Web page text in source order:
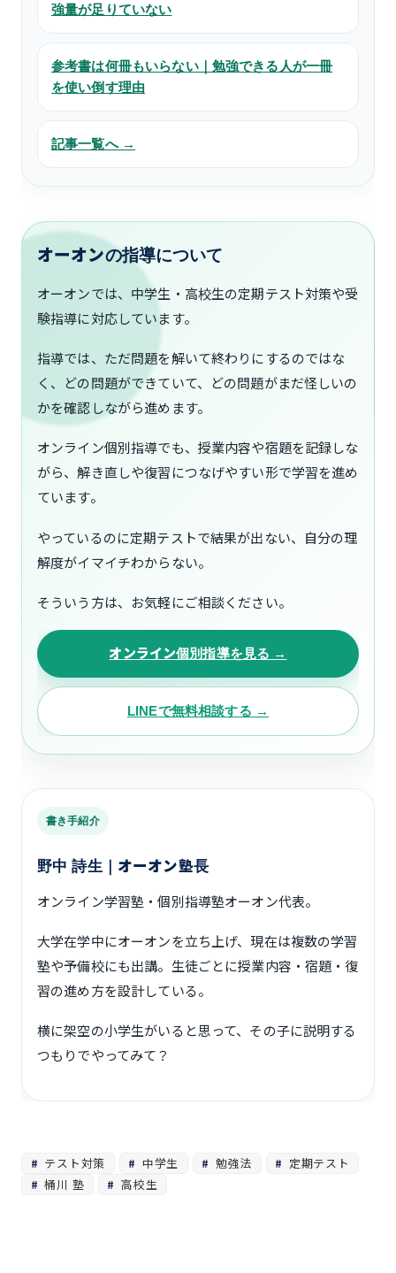
強量が足りていない
参考書は何冊もいらない｜勉強できる人が一冊
を使い倒す理由
記事一覧へ →
オーオンの指導について
オーオンでは、中学生・高校生の定期テスト対策や受
験指導に対応しています。
指導では、ただ問題を解いて終わりにするのではな
く、どの問題ができていて、どの問題がまだ怪しいの
かを確認しながら進めます。
オンライン個別指導でも、授業内容や宿題を記録しな
がら、解き直しや復習につなげやすい形で学習を進め
ています。
やっているのに定期テストで結果が出ない、自分の理
解度がイマイチわからない。
そういう方は、お気軽にご相談ください。
オンライン個別指導を見る →
LINEで無料相談する →
書き手紹介
野中 詩生｜オーオン塾長
オンライン学習塾・個別指導塾オーオン代表。
大学在学中にオーオンを立ち上げ、現在は複数の学習
塾や予備校にも出講。生徒ごとに授業内容・宿題・復
習の進め方を設計している。
横に架空の小学生がいると思って、その子に説明する
つもりでやってみて？
テスト対策 中学生 勉強法
定期テスト
桶川 塾
高校生